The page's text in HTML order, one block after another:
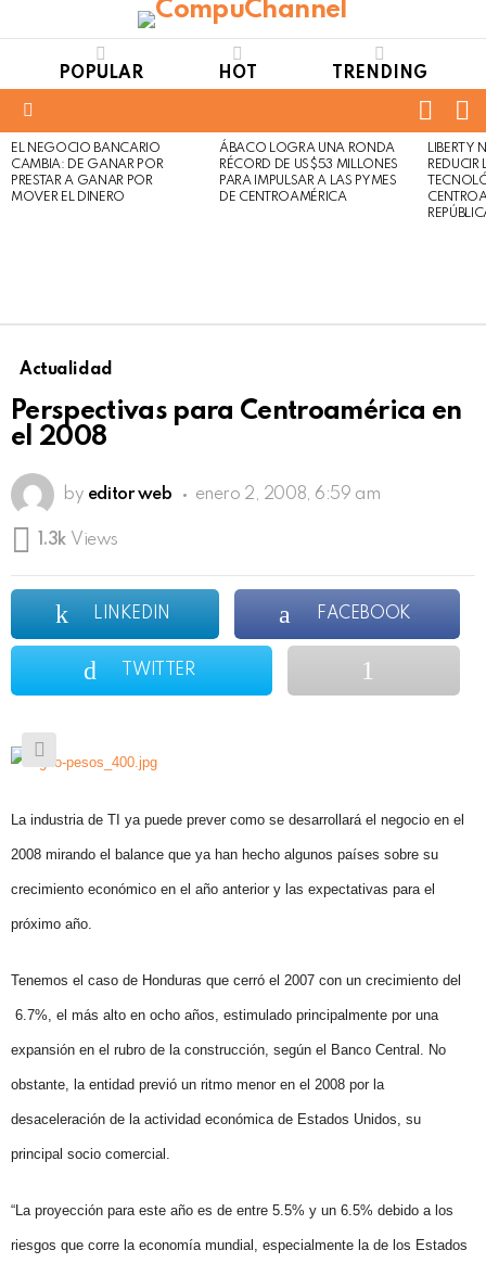
POPULAR HOT TRENDING
LATEST
STORIES
EL NEGOCIO BANCARIO
CAMBIA: DE GANAR POR
PRESTAR A GANAR POR
MOVER EL DINERO
Not
Safe
For
Click
to
view
ÁBACO LOGRA UNA RONDA
RÉCORD DE US$53 MILLONES
PARA IMPULSAR A LAS PYMES
DE CENTROAMÉRICA
LIBERTY
REDUCIR
Actualidad
Perspectivas para Centroamérica en
el 2008
by editor web enero 2, 2008, 6:59 am
1.3k Views
LINKEDIN FACEBOOK
TWITTER
La industria de TI ya puede prever como se desarrollará el negocio en el
2008 mirando el balance que ya han hecho algunos países sobre su
crecimiento económico en el año anterior y las expectativas para el
próximo año.
Tenemos el caso de Honduras que cerró el 2007 con un crecimiento del
6.7%, el más alto en ocho años, estimulado principalmente por una
expansión en el rubro de la construcción, según el Banco Central. No
obstante, la entidad previó un ritmo menor en el 2008 por la
desaceleración de la actividad económica de Estados Unidos, su
principal socio comercial.
“La proyección para este año es de entre 5.5% y un 6.5% debido a los
riesgos que corre la economía mundial, especialmente la de los Estados